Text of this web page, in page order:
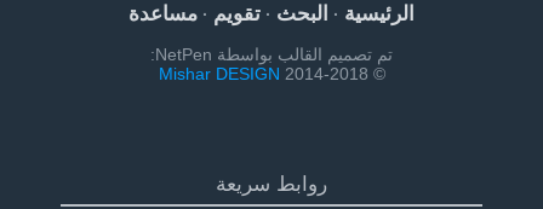
الرئيسية· البحث· تقويم· مساعدة
تم تصميم القالب بواسطة NetPen:
© 2014-2018
Mishar DESIGN
روابط سريعة